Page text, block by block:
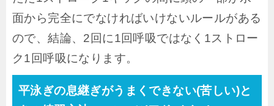
面から完全にでなければいけないルールがある
ので、結論、2回に1回呼吸ではなく1ストロー
ク1回呼吸になります。
平泳ぎの息継ぎがうまくできない(苦しい)と